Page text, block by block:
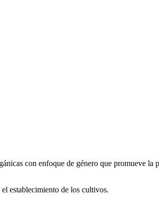
con enfoque de género que promueve la
establecimiento de los cultivos.